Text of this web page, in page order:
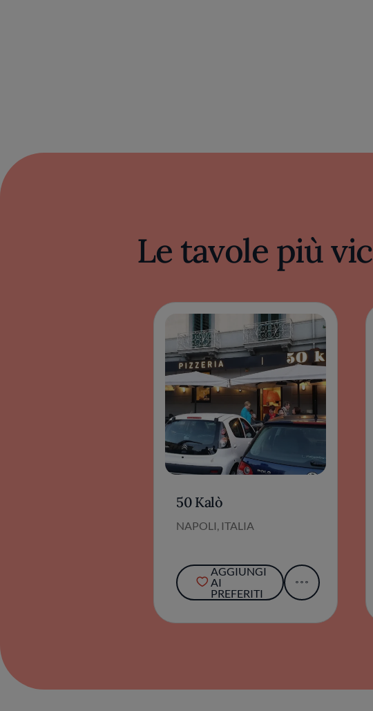
Le tavole più
50 Kalò
NAPOLI, ITALIA
AGGIUNGI
AI
PREFERITI